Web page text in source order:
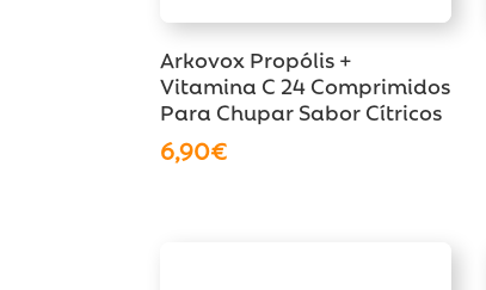
Arkovox Propólis +
Vitamina C 24 Comprimidos
Para Chupar Sabor Cítricos
6,90€